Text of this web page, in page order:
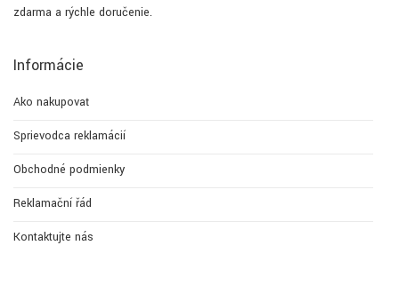
zdarma a rýchle doručenie.
Informácie
Ako nakupovať
Sprievodca reklamácií
Obchodné podmienky
Reklamační řád
Kontaktujte nás